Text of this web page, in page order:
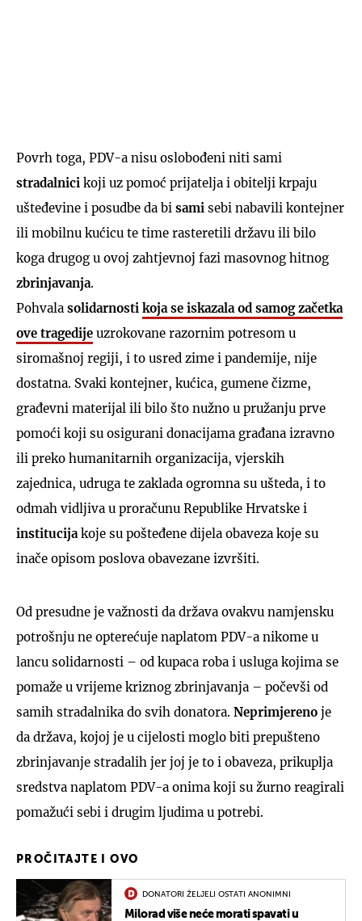
Povrh toga, PDV-a nisu oslobođeni niti sami
stradalnici koji uz pomoć prijatelja i obitelji krpaju
ušteđevine i posudbe da bi sami sebi nabavili kontejner
ili mobilnu kućicu te time rasteretili državu ili bilo
koga drugog u ovoj zahtjevnoj fazi masovnog hitnog
zbrinjavanja.
Pohvala solidarnosti koja se iskazala od samog začetka
ove tragedije uzrokovane razornim potresom u
siromašnoj regiji, i to usred zime i pandemije, nije
dostatna. Svaki kontejner, kućica, gumene čizme,
građevni materijal ili bilo što nužno u pružanju prve
pomoći koji su osigurani donacijama građana izravno
ili preko humanitarnih organizacija, vjerskih
zajednica, udruga te zaklada ogromna su ušteda, i to
odmah vidljiva u proračunu Republike Hrvatske i
institucija koje su pošteđene dijela obaveza koje su
inače opisom poslova obavezane izvršiti.
Od presudne je važnosti da država ovakvu namjensku
potrošnju ne opterećuje naplatom PDV-a nikome u
lancu solidarnosti – od kupaca roba i usluga kojima se
pomaže u vrijeme kriznog zbrinjavanja – počevši od
samih stradalnika do svih donatora. Neprimjereno je
da država, kojoj je u cijelosti moglo biti prepušteno
zbrinjavanje stradalih jer joj je to i obaveza, prikuplja
sredstva naplatom PDV-a onima koji su žurno reagirali
pomažući sebi i drugim ljudima u potrebi.
PROČITAJTE I OVO
DONATORI ŽELJELI OSTATI ANONIMNI
Milorad više neće morati spavati u